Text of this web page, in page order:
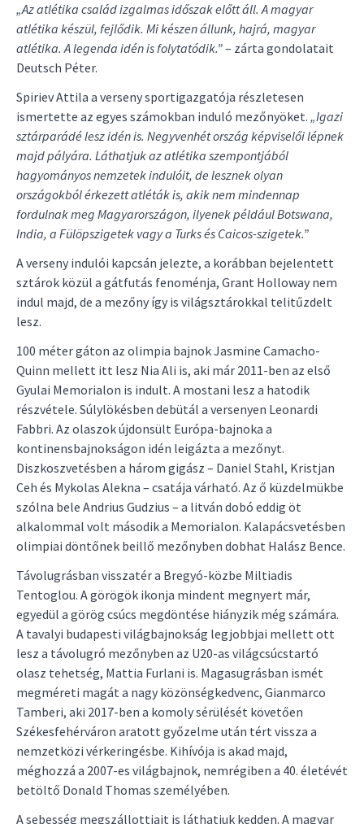
„Az atlétika család izgalmas időszak előtt áll. A magyar
atlétika készül, fejlődik. Mi készen állunk, hajrá, magyar
atlétika. A legenda idén is folytatódik.”– zárta gondolatait
Deutsch Péter.
Spiriev Attila a verseny sportigazgatója részletesen
ismertette az egyes számokban induló mezőnyöket. „Igazi
sztárparádé lesz idén is. Negyvenhét ország képviselői lépnek
majd pályára. Láthatjuk az atlétika szempontjából
hagyományos nemzetek indulóit, de lesznek olyan
országokból érkezett atléták is, akik nem mindennap
fordulnak meg Magyarországon, ilyenek például Botswana,
India, a Fülöpszigetek vagy a Turks és Caicos-szigetek.”
A verseny indulói kapcsán jelezte, a korábban bejelentett
sztárok közül a gátfutás fenoménja, Grant Holloway nem
indul majd, de a mezőny így is világsztárokkal telitűzdelt
lesz.
100 méter gáton az olimpia bajnok Jasmine Camacho-
Quinn mellett itt lesz Nia Ali is, aki már 2011-ben az első
Gyulai Memorialon is indult. A mostani lesz a hatodik
részvétele. Súlylökésben debütál a versenyen Leonardi
Fabbri. Az olaszok újdonsült Európa-bajnoka a
kontinensbajnokságon idén leigázta a mezőnyt.
Diszkoszvetésben a három gigász – Daniel Stahl, Kristjan
Ceh és Mykolas Alekna – csatája várható. Az ő küzdelmükbe
szólna bele Andrius Gudzius – a litván dobó eddig öt
alkalommal volt második a Memorialon. Kalapácsvetésben
olimpiai döntőnek beillő mezőnyben dobhat Halász Bence.
Távolugrásban visszatér a Bregyó-közbe Miltiadis
Tentoglou. A görögök ikonja mindent megnyert már,
egyedül a görög csúcs megdöntése hiányzik még számára.
A tavalyi budapesti világbajnokság legjobbjai mellett ott
lesz a távolugró mezőnyben az U20-as világcsúcstartó
olasz tehetség, Mattia Furlani is. Magasugrásban ismét
megméreti magát a nagy közönségkedvenc, Gianmarco
Tamberi, aki 2017-ben a komoly sérülését követően
Székesfehérváron aratott győzelme után tért vissza a
nemzetközi vérkeringésbe. Kihívója is akad majd,
méghozzá a 2007-es világbajnok, nemrégiben a 40. életévét
betöltő Donald Thomas személyében.
A sebesség megszállottjait is láthatjuk kedden. A magyar